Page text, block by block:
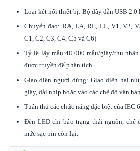
Loại kết nối thiết bị: Bộ dây dẫn USB 2.0
Chuyển đạo: RA, LA, RL, LL, V1, V2,
C1, C2, C3, C4, C5 và C6)
Tỷ lệ lấy mẫu:40.000 mẫu/giây/thu
được truyền để phân tích
Giao diện người dùng: Giao diện hai
giây, dải nhịp hoặc vào các chế độ vận
Tuân thủ các chức năng đặc biệt của IEC
Đèn LED chỉ báo trạng thái nguồn, chế
mức sạc pin còn lại.